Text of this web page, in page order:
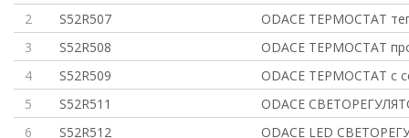
2
S52R507
ODACE ТЕРМОСТАТ
3
S52R508
ODACE ТЕРМОСТАТ
4
S52R509
ODACE ТЕРМОСТАТ с
5
S52R511
ODACE
6
S52R512
ODACE LED